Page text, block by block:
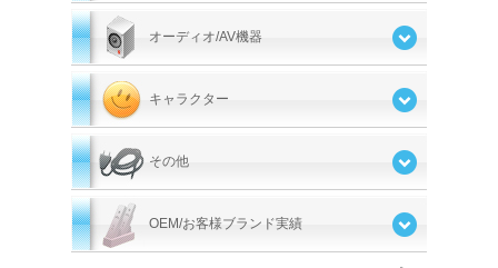
オーディオ/AV機器
キャラクター
その他
OEM/お客様ブランド実績